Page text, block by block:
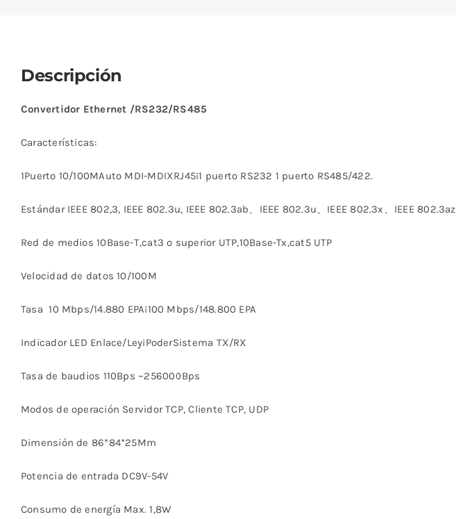
Descripción
Convertidor Ethernet /RS232/RS485
Características:
1Puerto 10/100MAuto MDI-MDIXRJ45¡1 puerto RS232 1 puerto RS485/422.
Estándar IEEE 802,3, IEEE 802.3u, IEEE 802.3ab、IEEE 802.3u、IEEE 802.3x、IEEE 802.3az
Red de medios 10Base-T,cat3 o superior UTP,10Base-Tx,cat5 UTP
Velocidad de datos 10/100M
Tasa 10 Mbps/14.880 EPA¡100 Mbps/148.800 EPA
Indicador LED Enlace/Ley¡PoderSistema TX/RX
Tasa de baudios 110Bps ~256000Bps
Modos de operación Servidor TCP, Cliente TCP, UDP
Dimensión de 86*84*25Mm
Potencia de entrada DC9V-54V
Consumo de energía Max.1,8W